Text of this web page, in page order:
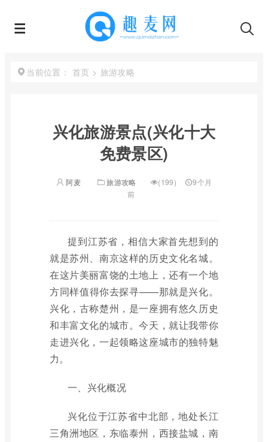
当前位置： 首页 > 旅游攻略
兴化旅游景点(兴化十大
免费景区)
阿麦 旅游攻略 (199)
9个月
前
提到江苏省，相信大家首先想到的
就是苏州、南京这样的历史文化名城。
在这片美丽富饶的土地上，还有一个地
方同样值得你去探寻——那就是兴化。
兴化，古称楚州，是一座拥有悠久历史
和丰富文化的城市。今天，就让我带你
走进兴化，一起领略这座城市的独特魅
力。
一、兴化概况
兴化位于江苏省中北部，地处长江
三角洲地区，东临泰州，西接盐城，南